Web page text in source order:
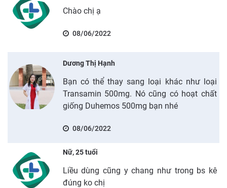
Chào chị ạ
08/06/2022
Dương Thị Hạnh
Bạn có thể thay sang loại khác như loại
Transamin 500mg. Nó cũng có hoạt chất
giống Duhemos 500mg bạn nhé
08/06/2022
Nữ, 25 tuổi
Liều dùng cũng y chang như trong bs kê
đúng ko chị